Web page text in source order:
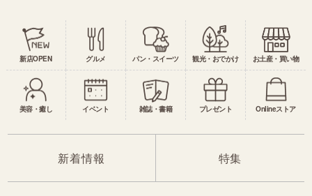
新店OPEN グルメ パン・スイーツ 観光・おでかけ お土産・買い物
美容・癒し イベント 雑誌・書籍 プレゼント Onlineストア
新着情報 特集